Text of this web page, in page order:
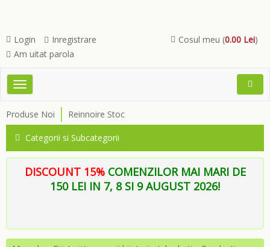
Cosul meu (0.00 Lei)
Login
Inregistrare
Am uitat parola
Toggle
Open
Produse Noi Reinnoire Stoc
Categorii si Subcategorii
DISCOUNT 15% COMENZILOR MAI MARI DE
150 LEI IN 7, 8 SI 9 AUGUST 2026!